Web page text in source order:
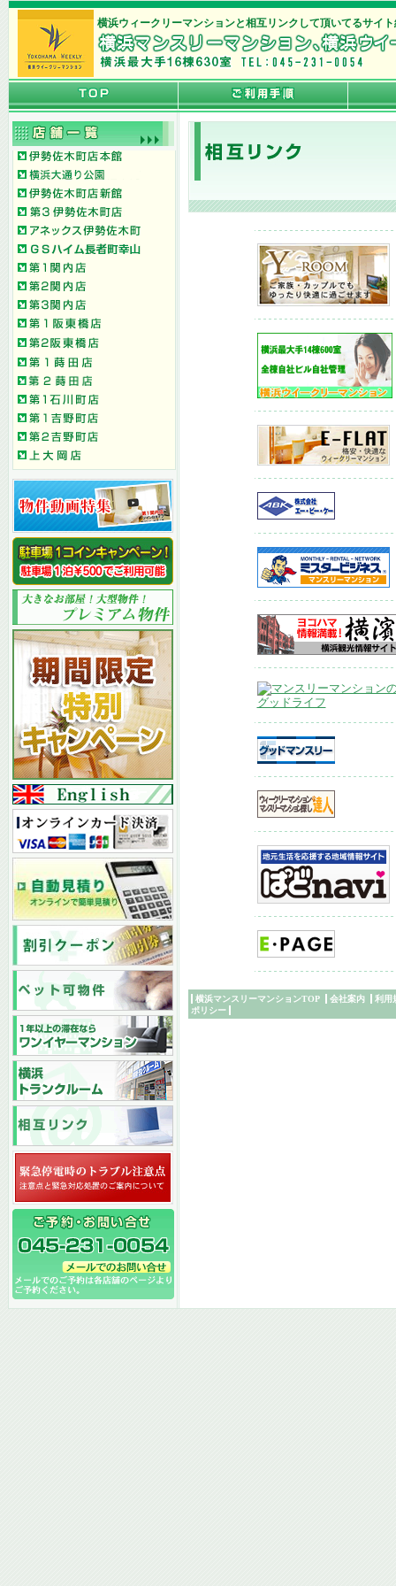
横浜ウィークリーマンションと相互リンクして頂いてるサイ
横浜マンスリーマンションTOP 会社案内
利用
ポリシー